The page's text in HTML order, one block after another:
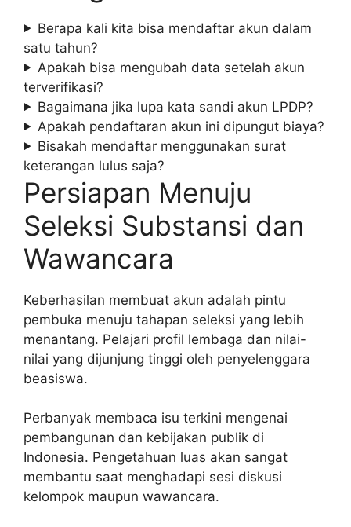
Berapa kali kita bisa mendaftar akun dalam
satu tahun?
Apakah bisa mengubah data setelah akun
terverifikasi?
Bagaimana jika lupa kata sandi akun LPDP?
Apakah pendaftaran akun ini dipungut biaya?
Bisakah mendaftar menggunakan surat
keterangan lulus saja?
Persiapan Menuju
Seleksi Substansi dan
Wawancara
Keberhasilan membuat akun adalah pintu
pembuka menuju tahapan seleksi yang lebih
menantang. Pelajari profil lembaga dan nilai-
nilai yang dijunjung tinggi oleh penyelenggara
beasiswa.
Perbanyak membaca isu terkini mengenai
pembangunan dan kebijakan publik di
Indonesia. Pengetahuan luas akan sangat
membantu saat menghadapi sesi diskusi
kelompok maupun wawancara.